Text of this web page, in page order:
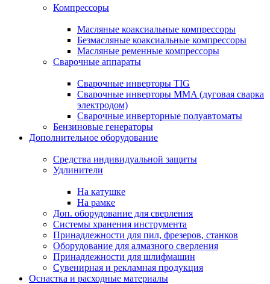
Компрессоры
Масляные коаксиальные компрессоры
Безмасляные коаксиальные компрессоры
Масляные ременные компрессоры
Сварочные аппараты
Сварочные инверторы TIG
Сварочные инверторы MMA (дуговая сварка
электродом)
Сварочные инверторные полуавтоматы
Бензиновые генераторы
Дополнительное оборудование
Средства индивидуальной защиты
Удлинители
На катушке
На рамке
Доп. оборудование для сверления
Системы хранения инструмента
Принадлежности для пил, фрезеров, станков
Оборудование для алмазного сверления
Принадлежности для шлифмашин
Сувенирная и рекламная продукция
Оснастка и расходные материалы